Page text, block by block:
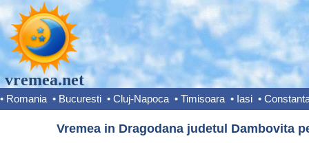
vremea.net
• Romania • Bucuresti • Cluj-Napoca • Timisoara • Iasi •
Vremea in Dragodana judetul Dambovita